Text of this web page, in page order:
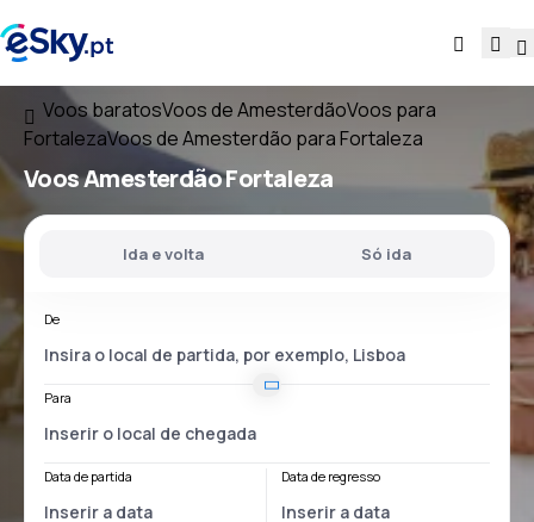
Voos baratosVoos de AmesterdãoVoos para
FortalezaVoos de Amesterdão para Fortaleza
VoosAmesterdão Fortaleza
Ida e volta Só ida
De
Para
Data de partida Data de regresso